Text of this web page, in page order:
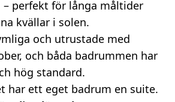
perfekt för långa måltider
kvällar i solen.
och utrustade med
och båda badrummen har
hög standard.
har ett eget badrum en suite.